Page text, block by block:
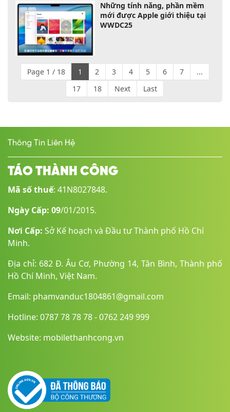
Những tính năng, phần mềm
mới được Apple giới thiệu tại
WWDC25
Page 1 / 18 1 2 3 4 5 6 7
...
17
18 Next Last
Thông Tin Liên Hệ
TÁO THÀNH CÔNG
Mã số thuế: 41N8027848.
Ngày Cấp: 09/01/2015.
Nơi Cấp: Sở Kế hoạch và Đầu tư Thành phố Hồ Chí
Minh.
Địa chỉ: 682 Đ. Âu Cơ, Phường 14, Tân Bình, Thành phố
Hồ Chí Minh, Việt Nam.
Email: phamvanduc1804861@gmail.com
Hotline: 0787 78 78 78 - 0762 249 999
Website: mobilethanhcong.vn